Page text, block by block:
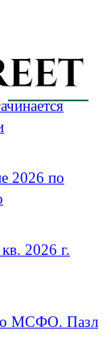
2026 по
2026 г.
МСФО. Пазл